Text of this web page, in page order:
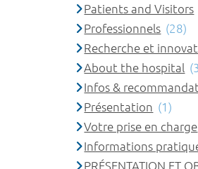
Patients and Visitors
Professionnels (28)
Recherche et
About the hospital
Infos &
Présentation (1)
Votre prise en charge
Informations
PRÉSENTATION ET